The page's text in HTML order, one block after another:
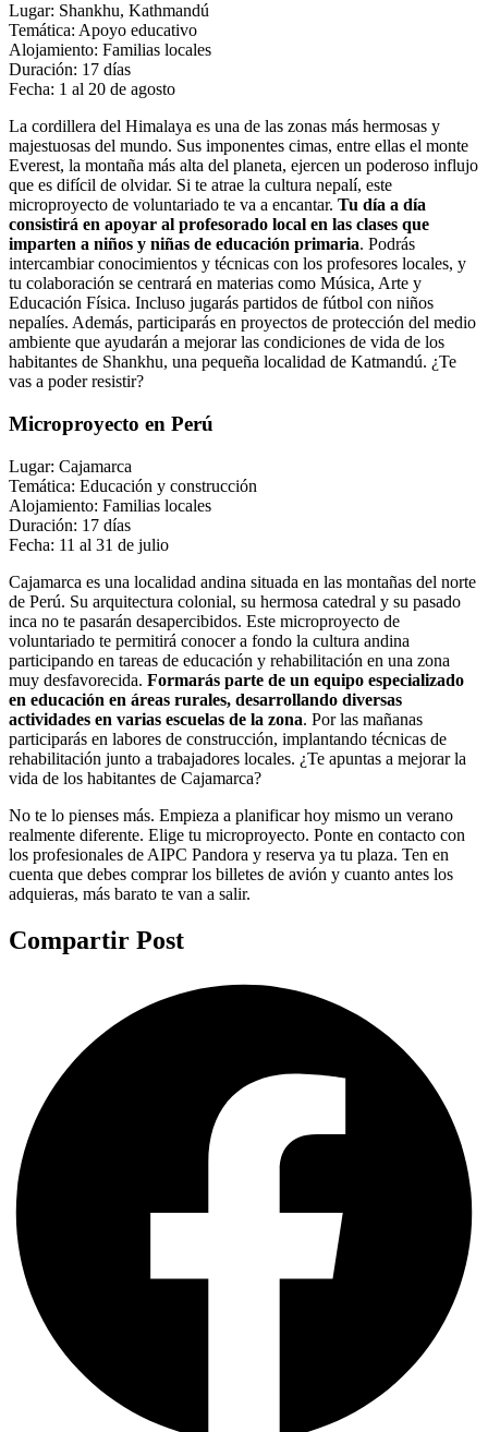
Lugar: Shankhu, Kathmandú
Temática: Apoyo educativo
Alojamiento: Familias locales
Duración: 17 días
Fecha: 1 al 20 de agosto
La cordillera del Himalaya es una de las zonas más hermosas y
majestuosas del mundo. Sus imponentes cimas, entre ellas el monte
Everest, la montaña más alta del planeta, ejercen un poderoso influjo
que es difícil de olvidar. Si te atrae la cultura nepalí, este
microproyecto de voluntariado te va a encantar. Tu día a día
consistirá en apoyar al profesorado local en las clases que
imparten a niños y niñas de educación primaria. Podrás
intercambiar conocimientos y técnicas con los profesores locales, y
tu colaboración se centrará en materias como Música, Arte y
Educación Física. Incluso jugarás partidos de fútbol con niños
nepalíes. Además, participarás en proyectos de protección del medio
ambiente que ayudarán a mejorar las condiciones de vida de los
habitantes de Shankhu, una pequeña localidad de Katmandú. ¿Te
vas a poder resistir?
Microproyecto en Perú
Lugar: Cajamarca
Temática: Educación y construcción
Alojamiento: Familias locales
Duración: 17 días
Fecha: 11 al 31 de julio
Cajamarca es una localidad andina situada en las montañas del norte
de Perú. Su arquitectura colonial, su hermosa catedral y su pasado
inca no te pasarán desapercibidos. Este microproyecto de
voluntariado te permitirá conocer a fondo la cultura andina
participando en tareas de educación y rehabilitación en una zona
muy desfavorecida. Formarás parte de un equipo especializado
en educación en áreas rurales, desarrollando diversas
actividades en varias escuelas de la zona. Por las mañanas
participarás en labores de construcción, implantando técnicas de
rehabilitación junto a trabajadores locales. ¿Te apuntas a mejorar la
vida de los habitantes de Cajamarca?
No te lo pienses más. Empieza a planificar hoy mismo un verano
realmente diferente. Elige tu microproyecto. Ponte en contacto con
los profesionales de AIPC Pandora y reserva ya tu plaza. Ten en
cuenta que debes comprar los billetes de avión y cuanto antes los
adquieras, más barato te van a salir.
Compartir Post